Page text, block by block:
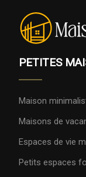
PETITES
Maison
Maisons de
Espaces de vie
Petits espaces